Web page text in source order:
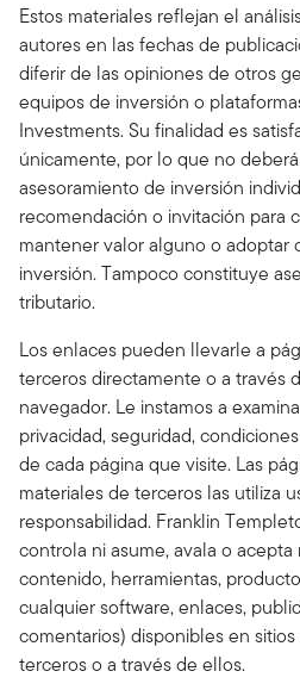
Estos materiales reflejan el
autores en las fechas de
diferir de las opiniones de otros
equipos de inversión o
Investments. Su finalidad es
únicamente, por lo que no
asesoramiento de inversión
recomendación o invitación para
mantener valor alguno o adoptar
inversión. Tampoco constituye
tributario.
Los enlaces pueden llevarle a
terceros directamente o a través
navegador. Le instamos a
privacidad, seguridad,
de cada página que visite. Las
materiales de terceros las utiliza
responsabilidad. Franklin
controla ni asume, avala o
contenido, herramientas,
cualquier software, enlaces,
comentarios) disponibles en
terceros o a través de ellos.